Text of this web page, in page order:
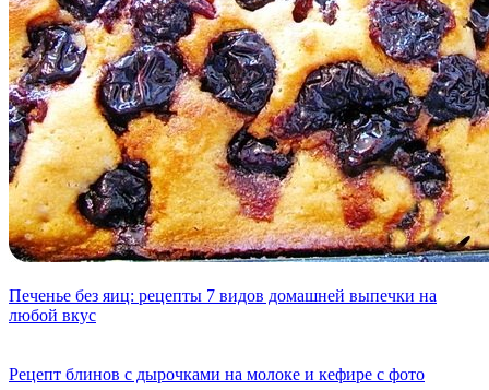
Печенье без яиц: рецепты 7 видов домашней выпечки на
любой вкус
Рецепт блинов с дырочками на молоке и кефире с фото